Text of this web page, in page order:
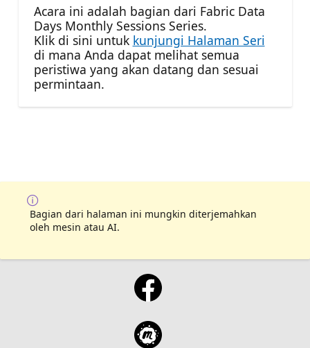
Acara ini adalah bagian dari Fabric Data
Days Monthly Sessions Series.
Klik di sini untuk kunjungi Halaman Seri
di mana Anda dapat melihat semua
peristiwa yang akan datang dan sesuai
permintaan.
Bagian dari halaman ini mungkin diterjemahkan
oleh mesin atau AI.